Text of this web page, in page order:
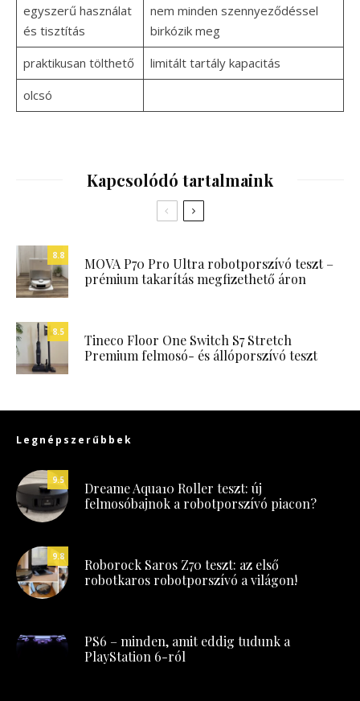
egyszerű használat
és tisztítás
nem minden szennyeződéssel
birkózik meg
praktikusan tölthető
limitált tartály kapacitás
olcsó
Kapcsolódó tartalmaink
8.8
MOVA P70 Pro Ultra robotporszívó teszt –
prémium takarítás megfizethető áron
8.5
Tineco Floor One Switch S7 Stretch
Premium felmosó- és állóporszívó teszt
Legnépszerűbbek
9.5
Dreame Aqua10 Roller teszt: új
felmosóbajnok a robotporszívó piacon?
9.8
Roborock Saros Z70 teszt: az első
robotkaros robotporszívó a világon!
PS6 – minden, amit eddig tudunk a
PlayStation 6-ról